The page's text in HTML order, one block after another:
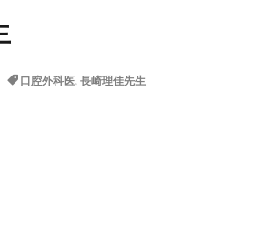
口腔外科医, 長崎理佳先生